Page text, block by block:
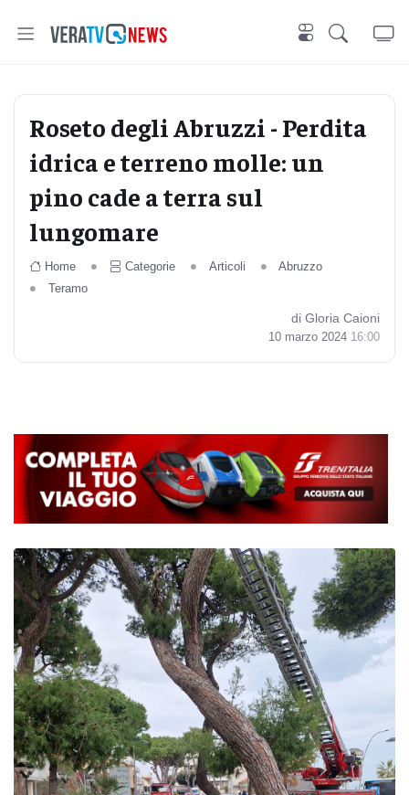
Roseto degli Abruzzi - Perdita
idrica e terreno molle: un
pino cade a terra sul
lungomare
Home Categorie Articoli
Abruzzo
Teramo
di Gloria Caioni
10 marzo 2024 16:00